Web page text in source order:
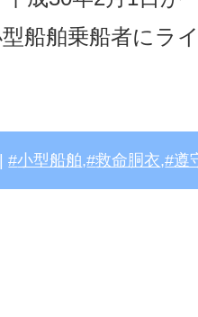
船舶乗船者にライ
| 小型船舶, 救命胴衣, 遵